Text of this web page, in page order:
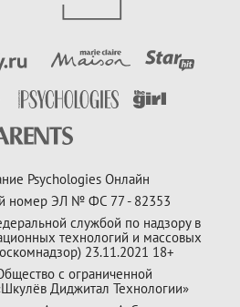
Psychologies Онлайн
номер ЭЛ № ФС 77 - 82353
службой по надзору в
технологий и массовых
23.11.2021 18+
с ограниченной
Диджитал Технологии»